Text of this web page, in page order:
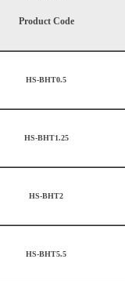
Product Code
HS-BHT0.5
HS-BHT1.25
HS-BHT2
HS-BHT5.5